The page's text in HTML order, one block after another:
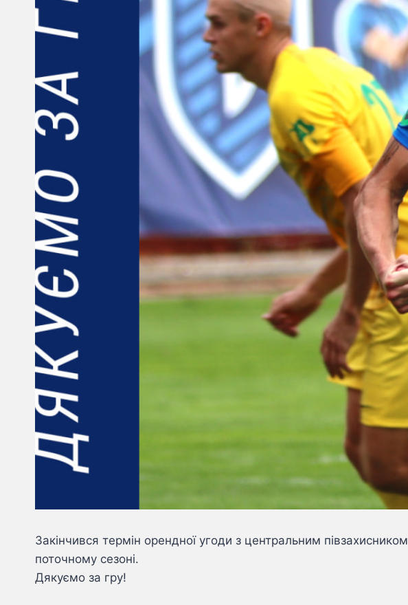
Закінчився термін орендної угоди з центральним
поточному сезоні.
Дякуємо за гру!